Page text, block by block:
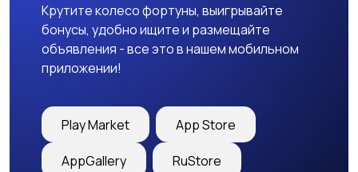
Крутите колесо фортуны, выигрывайте
бонусы, удобно ищите и размещайте
объявления - все это в нашем мобильном
приложении!
Play Market App Store
AppGallery RuStore